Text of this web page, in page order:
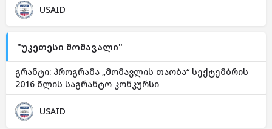
USAID
"უკეთესი მომავალი"
გრანტი: პროგრამა „მომავლის თაობა“ სექტემბრის
2016 წლის საგრანტო კონკურსი
USAID